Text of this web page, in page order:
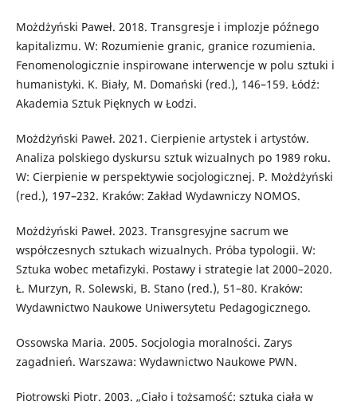
Możdżyński Paweł. 2018. Transgresje i implozje późnego
kapitalizmu. W: Rozumienie granic, granice rozumienia.
Fenomenologicznie inspirowane interwencje w polu sztuki i
humanistyki. K. Biały, M. Domański (red.), 146–159. Łódź:
Akademia Sztuk Pięknych w Łodzi.
Możdżyński Paweł. 2021. Cierpienie artystek i artystów.
Analiza polskiego dyskursu sztuk wizualnych po 1989 roku.
W: Cierpienie w perspektywie socjologicznej. P. Możdżyński
(red.), 197–232. Kraków: Zakład Wydawniczy NOMOS.
Możdżyński Paweł. 2023. Transgresyjne sacrum we
współczesnych sztukach wizualnych. Próba typologii. W:
Sztuka wobec metafizyki. Postawy i strategie lat 2000–2020.
Ł. Murzyn, R. Solewski, B. Stano (red.), 51–80. Kraków:
Wydawnictwo Naukowe Uniwersytetu Pedagogicznego.
Ossowska Maria. 2005. Socjologia moralności. Zarys
zagadnień. Warszawa: Wydawnictwo Naukowe PWN.
Piotrowski Piotr. 2003. „Ciało i tożsamość: sztuka ciała w